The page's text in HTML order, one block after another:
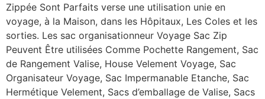
Zippée Sont Parfaits verse une utilisation unie en
voyage, à la Maison, dans les Hôpitaux, Les Coles et les
sorties. Les sac organisationneur Voyage Sac Zip
Peuvent Être utilisées Comme Pochette Rangement, Sac
de Rangement Valise, House Velement Voyage, Sac
Organisateur Voyage, Sac Impermanable Etanche, Sac
Hermétique Velement, Sacs d’emballage de Valise, Sacs